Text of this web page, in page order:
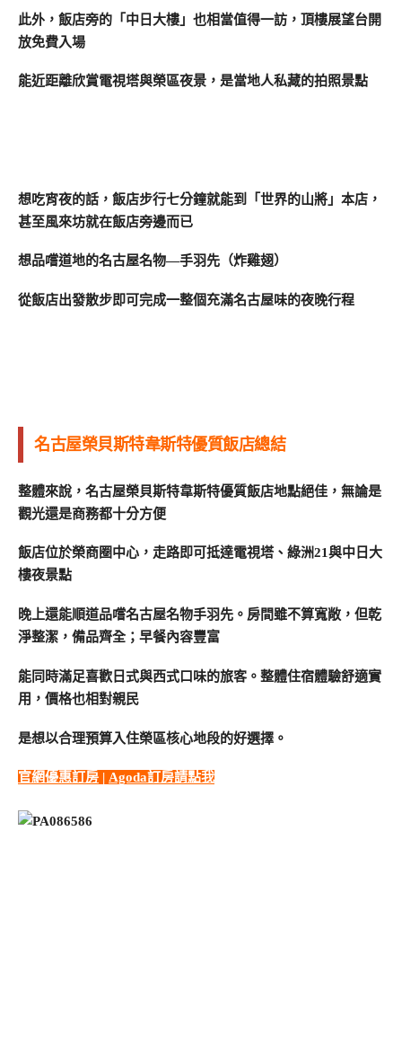
此外，飯店旁的「中日大樓」也相當值得一訪，頂樓展望台開
放免費入場
能近距離欣賞電視塔與榮區夜景，是當地人私藏的拍照景點
想吃宵夜的話，飯店步行七分鐘就能到「世界的山將」本店，
甚至風來坊就在飯店旁邊而已
想品嚐道地的名古屋名物—手羽先（炸雞翅）
從飯店出發散步即可完成一整個充滿名古屋味的夜晚行程
名古屋榮貝斯特韋斯特優質飯店總結
整體來說，名古屋榮貝斯特韋斯特優質飯店地點絕佳，無論是
觀光還是商務都十分方便
飯店位於榮商圈中心，走路即可抵達電視塔、綠洲21與中日大
樓夜景點
晚上還能順道品嚐名古屋名物手羽先。房間雖不算寬敞，但乾
淨整潔，備品齊全；早餐內容豐富
能同時滿足喜歡日式與西式口味的旅客。整體住宿體驗舒適實
用，價格也相對親民
是想以合理預算入住榮區核心地段的好選擇。
官網優惠訂房 | Agoda訂房請點我